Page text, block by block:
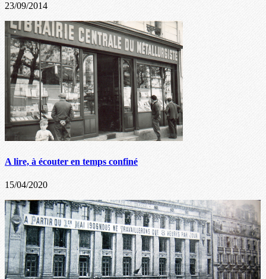
23/09/2014
A lire, à écouter en temps confiné
15/04/2020